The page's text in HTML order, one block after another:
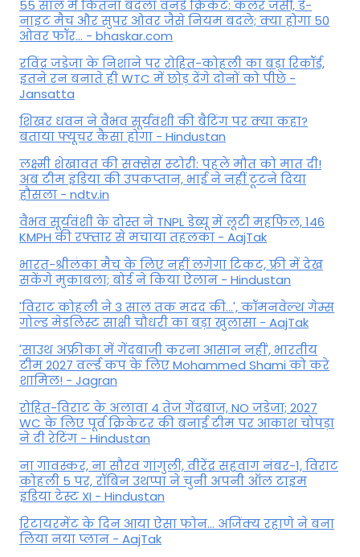
55 साल में कितना बदला वनडे क्रिकेट: कलर जर्सी, डे-
नाइट मैच और सुपर ओवर जैसे नियम बदले; क्या होगा 50
ओवर फॉर... - bhaskar.com
रविंद्र जडेजा के निशाने पर रोहित-कोहली का बड़ा रिकॉर्ड,
इतने रन बनाते ही WTC में छोड़ देंगे दोनों को पीछे -
Jansatta
शिखर धवन ने वैभव सूर्यवंशी की बैटिंग पर क्या कहा?
बताया फ्यूचर कैसा होगा - Hindustan
लक्ष्मी शेखावत की सक्‍सेस स्‍टोरी: पहले मौत को मात दी!
अब टीम इंडिया की उपकप्तान, भाई ने नहीं टूटने दिया
हौसला - ndtv.in
वैभव सूर्यवंशी के दोस्त ने TNPL डेब्यू में लूटी महफिल, 146
KMPH की रफ्तार से मचाया तहलका - AajTak
भारत-श्रीलंका मैच के लिए नहीं लगेगा टिकट, फ्री में देख
सकेंगे मुकाबला; बोर्ड ने किया ऐलान - Hindustan
'विराट कोहली ने 3 साल तक मदद की...', कॉमनवेल्थ गेम्स
गोल्ड मेडलिस्ट साक्षी चौधरी का बड़ा खुलासा - AajTak
'साउथ अफ्रीका में गेंदबाजी करना आसान नहीं', भारतीय
टीम 2027 वर्ल्‍ड कप के लिए Mohammed Shami को करे
शामिल! - Jagran
रोहित-विराट के अलावा 4 तेज गेंदबाज, NO जडेजा; 2027
WC के लिए पूर्व क्रिकेटर की बनाई टीम पर आकाश चोपड़ा
ने दी रेटिंग - Hindustan
ना गावस्कर, ना सौरव गांगुली, वीरेंद्र सहवाग नंबर-1, विराट
कोहली 5 पर, रॉबिन उथप्पा ने चुनी अपनी ऑल टाइम
इंडिया टेस्ट XI - Hindustan
रिटायरमेंट के दिन आया ऐसा फोन... अजिंक्य रहाणे ने बना
लिया नया प्लान - AajTak